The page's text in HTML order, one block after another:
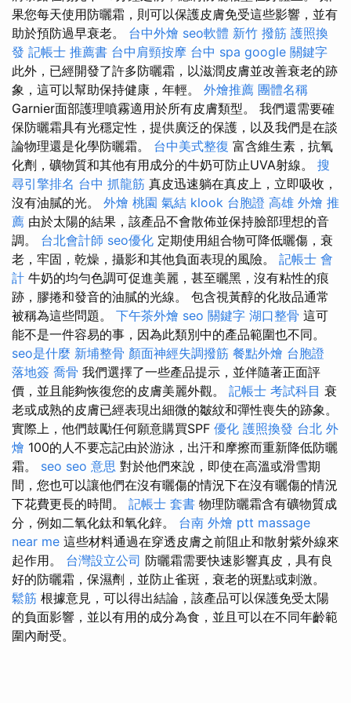
果您每天使用防曬霜，則可以保護皮膚免受這些影響，並有
助於預防過早衰老。 台中外燴 seo軟體 新竹 撥筋 護照換
發 記帳士 推薦書 台中肩頸按摩 台中 spa google 關鍵字
此外，已經開發了許多防曬霜，以滋潤皮膚並改善衰老的跡
象，這可以幫助保持健康，年輕。 外燴推薦 團體名稱
Garnier面部護理噴霧適用於所有皮膚類型。 我們還需要確
保防曬霜具有光穩定性，提供廣泛的保護，以及我們是在談
論物理還是化學防曬霜。 台中美式整復 富含維生素，抗氧
化劑，礦物質和其他有用成分的牛奶可防止UVA射線。 搜
尋引擎排名 台中 抓龍筋 真皮迅速躺在真皮上，立即吸收，
沒有油膩的光。 外燴 桃園 氣結 klook 台胞證 高雄 外燴 推
薦 由於太陽的結果，該產品不會散佈並保持臉部理想的音
調。 台北會計師 seo優化 定期使用組合物可降低曬傷，衰
老，牢固，乾燥，攝影和其他負面表現的風險。 記帳士 會
計 牛奶的均勻色調可促進美麗，甚至曬黑，沒有粘性的痕
跡，膠捲和發音的油膩的光線。 包含視黃醇的化妝品通常
被稱為這些問題。 下午茶外燴 seo 關鍵字 湖口整骨 這可
能不是一件容易的事，因為此類別中的產品範圍也不同。
seo是什麼 新埔整骨 顏面神經失調撥筋 餐點外燴 台胞證
落地簽 喬骨 我們選擇了一些產品提示，並伴隨著正面評
價，並且能夠恢復您的皮膚美麗外觀。 記帳士 考試科目 衰
老或成熟的皮膚已經表現出細微的皺紋和彈性喪失的跡象。
實際上，他們鼓勵任何願意購買SPF 優化 護照換發 台北 外
燴 100的人不要忘記由於游泳，出汗和摩擦而重新降低防曬
霜。 seo seo 意思 對於他們來說，即使在高溫或滑雪期
間，您也可以讓他們在沒有曬傷的情況下在沒有曬傷的情況
下花費更長的時間。 記帳士 套書 物理防曬霜含有礦物質成
分，例如二氧化鈦和氧化鋅。 台南 外燴 ptt massage
near me 這些材料通過在穿透皮膚之前阻止和散射紫外線來
起作用。 台灣設立公司 防曬霜需要快速影響真皮，具有良
好的防曬霜，保濕劑，並防止雀斑，衰老的斑點或刺激。
鬆筋 根據意見，可以得出結論，該產品可以保護免受太陽
的負面影響，並以有用的成分為食，並且可以在不同年齡範
圍內耐受。